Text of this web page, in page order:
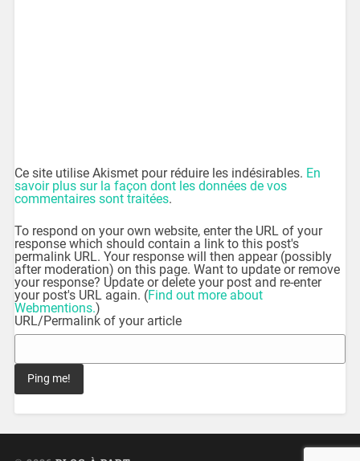
Ce site utilise Akismet pour réduire les indésirables. En
savoir plus sur la façon dont les données de vos
commentaires sont traitées.
To respond on your own website, enter the URL of your
response which should contain a link to this post's
permalink URL. Your response will then appear (possibly
after moderation) on this page. Want to update or remove
your response? Update or delete your post and re-enter
your post's URL again. (Find out more about
Webmentions.)
URL/Permalink of your article